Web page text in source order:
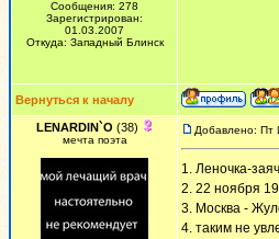
Сообщения: 278
Зарегистрирован:
01.03.2007
Откуда: Западный Блинск
Вернуться к началу
LENARDIN`O (38)
мечта поэта
Добавлено: Пт
1. Леночка-
2. 22 ноября
3. Москва -
4. таким не